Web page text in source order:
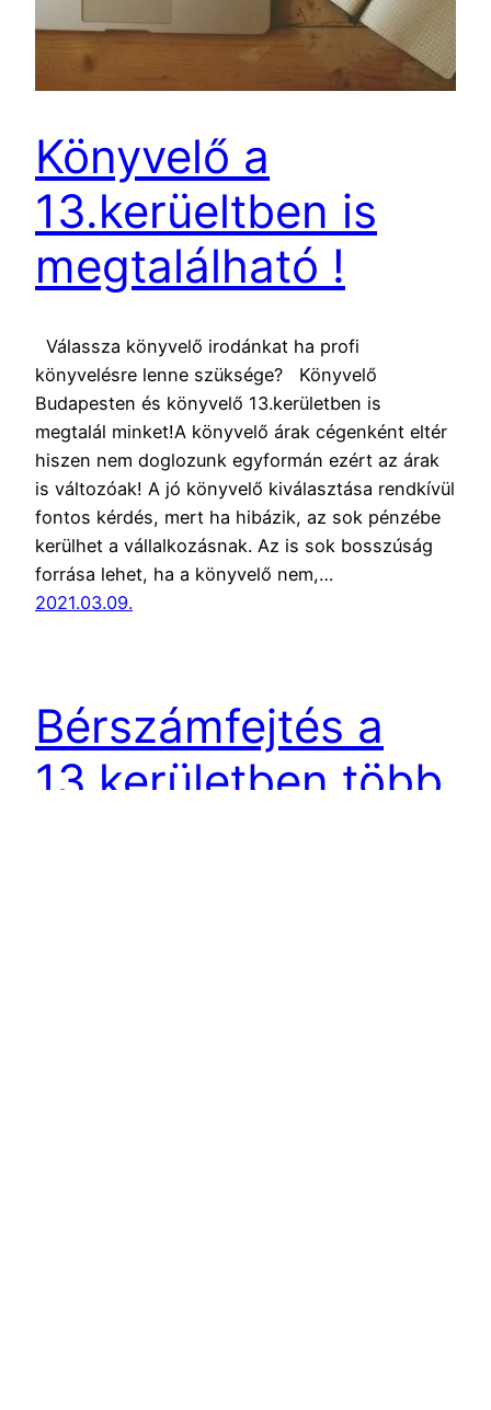
Könyvelő a
13.kerüeltben is
megtalálható !
Válassza könyvelő irodánkat ha profi
könyvelésre lenne szüksége? Könyvelő
Budapesten és könyvelő 13.kerületben is
megtalál minket!A könyvelő árak cégenként eltér
hiszen nem doglozunk egyformán ezért az árak
is változóak! A jó könyvelő kiválasztása rendkívül
fontos kérdés, mert ha hibázik, az sok pénzébe
kerülhet a vállalkozásnak. Az is sok bosszúság
forrása lehet, ha a könyvelő nem,…
2021.03.09.
Bérszámfejtés a
13.kerületben több